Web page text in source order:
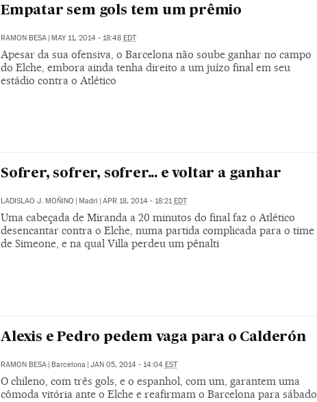
Empatar sem gols tem um prêmio
RAMON BESA | MAY 11, 2014 - 18:48 EDT
Apesar da sua ofensiva, o Barcelona não soube ganhar no campo
do Elche, embora ainda tenha direito a um juízo final em seu
estádio contra o Atlético
Sofrer, sofrer, sofrer... e voltar a ganhar
LADISLAO J. MOÑINO Madri APR 18, 2014 - 18:21 EDT
Uma cabeçada de Miranda a 20 minutos do final faz o Atlético
desencantar contra o Elche, numa partida complicada para o time
de Simeone, e na qual Villa perdeu um pênalti
Alexis e Pedro pedem vaga para o Calderón
RAMON BESA | Barcelona | JAN 05, 2014 - 14:04 EST
O chileno, com três gols, e o espanhol, com um, garantem uma
cômoda vitória ante o Elche e reafirmam o Barcelona para sábado